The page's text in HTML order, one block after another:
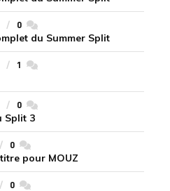
0commentaires
du Summer Split
1 commentaires
0commentaires
Split 3
0commentaires
pour MOUZ
0commentaires